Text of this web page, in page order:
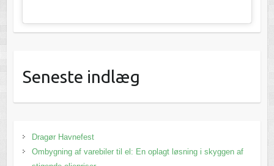
Seneste indlæg
Dragør Havnefest
Ombygning af varebiler til el: En oplagt løsning i skyggen af